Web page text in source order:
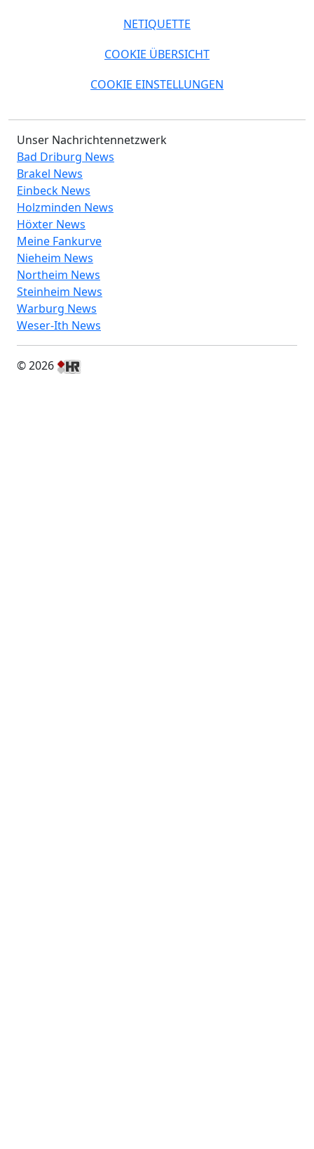
NETIQUETTE
COOKIE ÜBERSICHT
COOKIE EINSTELLUNGEN
Unser Nachrichtennetzwerk
Bad Driburg News
Brakel News
Einbeck News
Holzminden News
Höxter News
Meine Fankurve
Nieheim News
Northeim News
Steinheim News
Warburg News
Weser-Ith News
© 2026